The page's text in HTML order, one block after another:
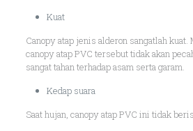
Kuat
Canopy atap jenis alderon sangatlah kuat.
canopy atap PVC tersebut tidak akan
sangat tahan terhadap asam serta garam.
Kedap suara
Saat hujan, canopy atap PVC ini tidak